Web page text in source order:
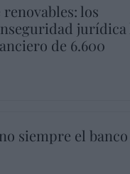
los
jurídica
de 6.600
siempre el banco